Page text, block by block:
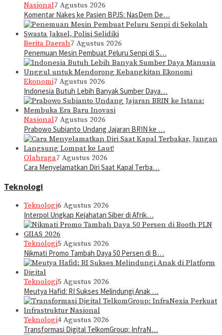
Nasional7 Agustus 2026
Komentar Nakes ke Pasien BPJS: NasDem De…
Berita Daerah7 Agustus 2026
Penemuan Mesin Pembuat Peluru Senpi di S…
Ekonomi7 Agustus 2026
Indonesia Butuh Lebih Banyak Sumber Daya…
Nasional7 Agustus 2026
Prabowo Subianto Undang Jajaran BRIN ke …
Olahraga7 Agustus 2026
Cara Menyelamatkan Diri Saat Kapal Terba…
Teknologi
Teknologi6 Agustus 2026
Interpol Ungkap Kejahatan Siber di Afrik…
Teknologi5 Agustus 2026
Nikmati Promo Tambah Daya 50 Persen di B…
Teknologi5 Agustus 2026
Meutya Hafid: RI Sukses Melindungi Anak …
Teknologi4 Agustus 2026
Transformasi Digital TelkomGroup: InfraN…